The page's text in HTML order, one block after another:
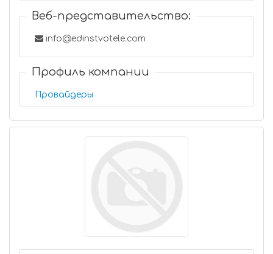
Веб-представительство:
info@edinstvotele.com
Профиль компании
Провайдеры